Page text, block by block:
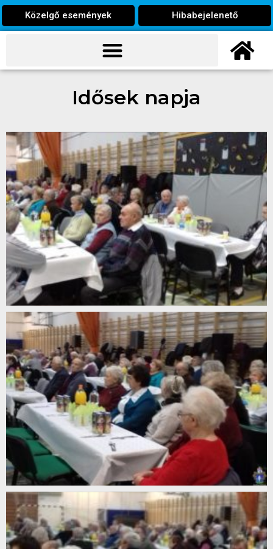
Közelgő események Hibabejelenető
Idősek napja